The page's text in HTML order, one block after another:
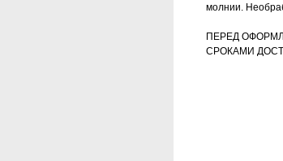
молнии.
ПЕРЕД
СРОКАМИ